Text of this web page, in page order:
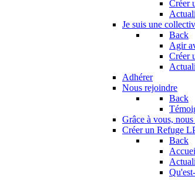
Créer
Je suis une
Back
Agir
Créer
Adhérer
Nous rejoindre
Back
Grâce à vous, nous
Créer un Refuge
Back